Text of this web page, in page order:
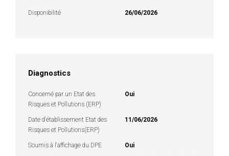
Disponibilité 26/06/2026
Diagnostics
Concerné par un Etat des
Risques et Pollutions (ERP)
Oui
Date d'établissement Etat des
Risques et Pollutions(ERP)
11/06/2026
Soumis à l'affichage du DPE Oui